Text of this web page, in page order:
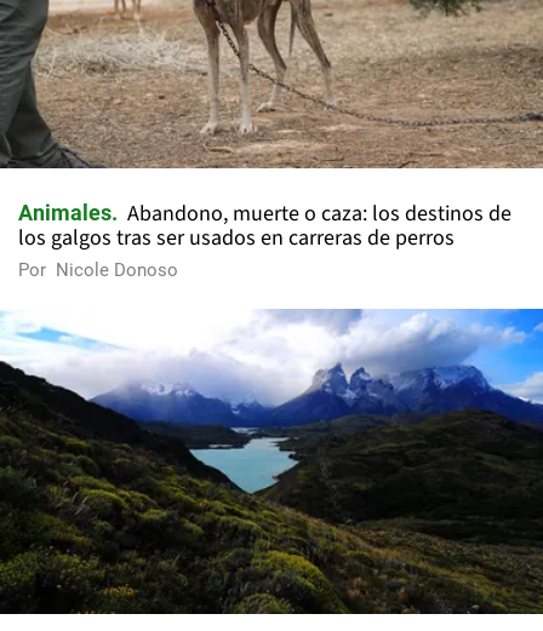
Animales
Abandono, muerte o caza: los destinos de
los galgos tras ser usados en carreras de perros
Por Nicole Donoso